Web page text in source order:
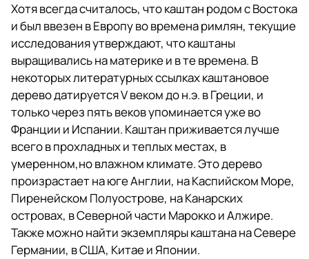
Хотя всегда считалось, что каштан родом с Востока
и был ввезен в Европу во времена римлян, текущие
исследования утверждают, что каштаны
выращивались на материке и в те времена. В
некоторых литературных ссылках каштановое
дерево датируется V веком до н.э. в Греции, и
только через пять веков упоминается уже во
Франции и Испании. Каштан приживается лучше
всего в прохладных и теплых местах, в
умеренном,но влажном климате. Это дерево
произрастает на юге Англии, на Каспийском Море,
Пиренейском Полуострове, на Канарских
островах, в Северной части Марокко и Алжире.
Также можно найти экземпляры каштана на Севере
Германии, в США, Китае и Японии.